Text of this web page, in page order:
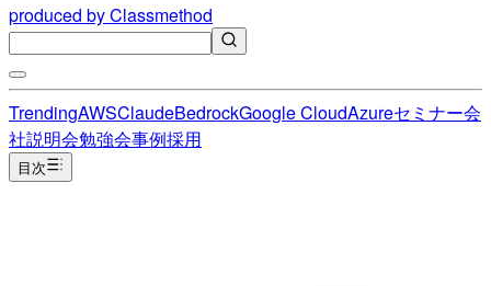
produced by Classmethod
TrendingAWSClaudeBedrockGoogle CloudAzureセミナー会
社説明会勉強会事例採用
目次